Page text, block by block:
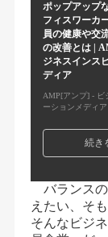
ポップアップ
フィスワーカ
員の健康や交
の改善とは |
ジネスインス
ディア
AMP[アンプ] - ビ
ーションメディア
続き
バランスの
えたい、そ
そんなビジ